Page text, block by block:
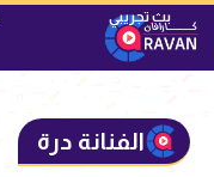
الفنانة درة